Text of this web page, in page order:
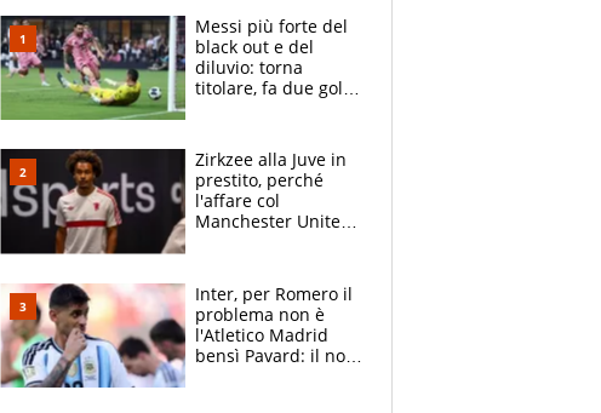
Messi più forte del
black out e del
diluvio: torna
titolare, fa due gol e
che ritiro
Zirkzee alla Juve in
prestito, perché
l'affare col
Manchester United
Inter, per Romero il
problema non è
l'Atletico Madrid
bensì Pavard: il no